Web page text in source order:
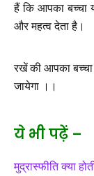
हैं कि आपका बच्चा
और महत्व देता है।
और अंत
रखें की आपका
जायेगा ।।
ये भी पढ़ें –
मुद्रास्फीति क्या